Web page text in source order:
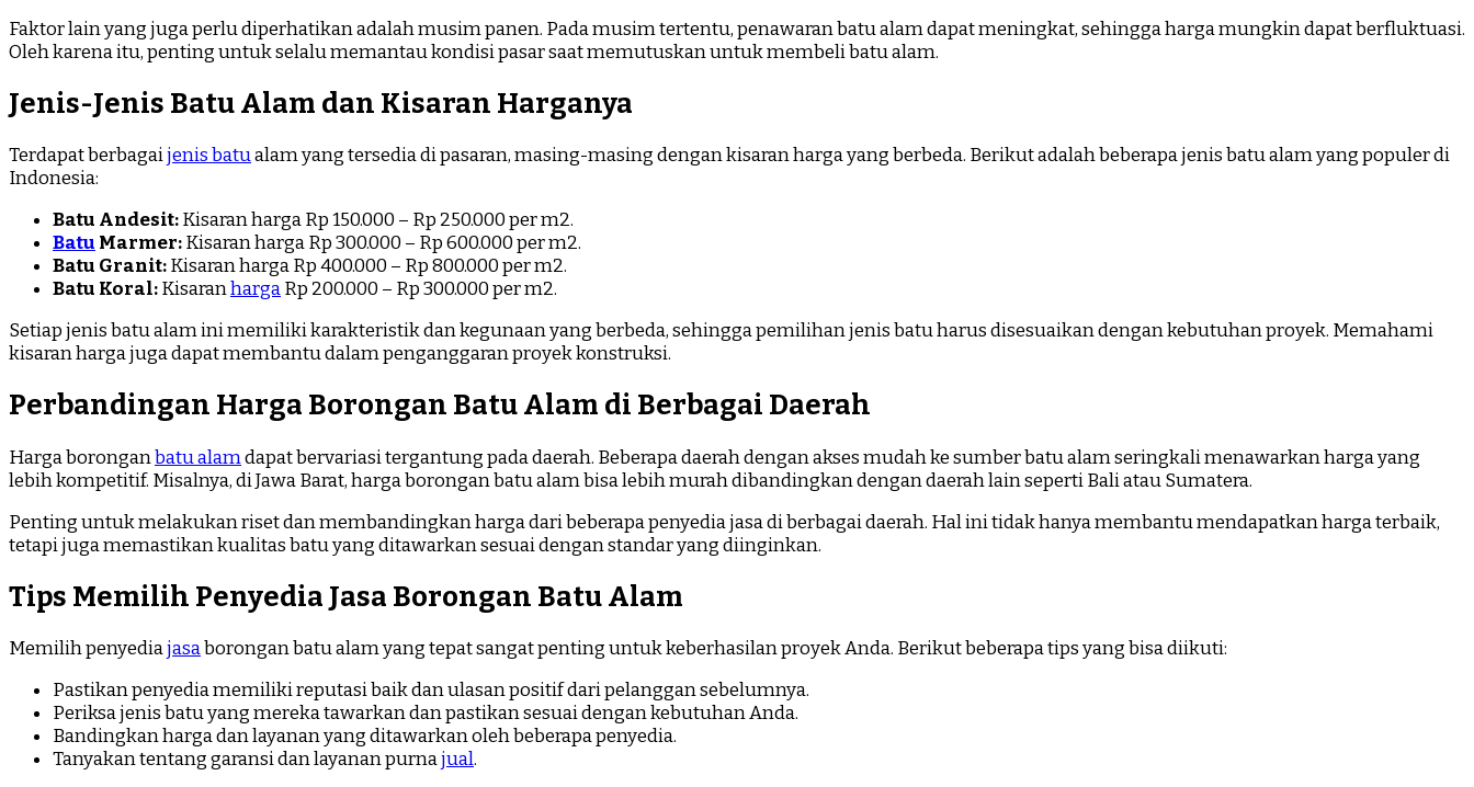
Faktor lain yang juga perlu diperhatikan adalah musim panen. Pada musim tertentu, penawaran batu alam dapat meningkat, sehingga harga mungkin dapat berfluktuasi.
Oleh karena itu, penting untuk selalu memantau kondisi pasar saat memutuskan untuk membeli batu alam.
Jenis-Jenis Batu Alam dan Kisaran Harganya
Terdapat berbagaijenis batualam yang tersedia di pasaran, masing-masing dengan kisaran harga yang berbeda. Berikut adalah beberapa jenis batu alam yang populer di
Indonesia:
Batu Andesit:Kisaran harga Rp 150.000 – Rp 250.000 per m2.
Batu Marmer:Kisaran harga Rp 300.000 – Rp 600.000 per m2.
Batu Granit:Kisaran harga Rp 400.000 – Rp 800.000 per m2.
Batu Koral:KisaranhargaRp 200.000 – Rp 300.000 per m2.
Setiap jenis batu alam ini memiliki karakteristik dan kegunaan yang berbeda, sehingga pemilihan jenis batu harus disesuaikan dengan kebutuhan proyek. Memahami
kisaran harga juga dapat membantu dalam penganggaran proyek konstruksi.
Perbandingan Harga Borongan Batu Alam di Berbagai Daerah
Harga boronganbatu alamdapat bervariasi tergantung pada daerah. Beberapa daerah dengan akses mudah ke sumber batu alam seringkali menawarkan harga yang
lebih kompetitif. Misalnya, di Jawa Barat, harga borongan batu alam bisa lebih murah dibandingkan dengan daerah lain seperti Bali atau Sumatera.
Penting untuk melakukan riset dan membandingkan harga dari beberapa penyedia jasa di berbagai daerah. Hal ini tidak hanya membantu mendapatkan harga terbaik,
tetapi juga memastikan kualitas batu yang ditawarkan sesuai dengan standar yang diinginkan.
Tips Memilih Penyedia Jasa Borongan Batu Alam
Memilih penyediajasaborongan batu alam yang tepat sangat penting untuk keberhasilan proyek Anda. Berikut beberapa tips yang bisa diikuti:
Pastikan penyedia memiliki reputasi baik dan ulasan positif dari pelanggan sebelumnya.
Periksa jenis batu yang mereka tawarkan dan pastikan sesuai dengan kebutuhan Anda.
Bandingkan harga dan layanan yang ditawarkan oleh beberapa penyedia.
Tanyakan tentang garansi dan layanan purnajual.